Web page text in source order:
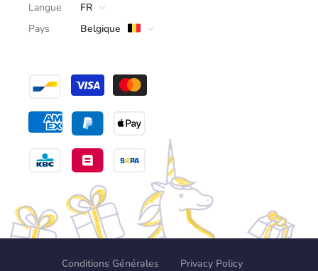
Langue
FR
Pays
Belgique
Conditions Générales Privacy Policy